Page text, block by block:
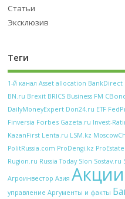
Статьи
Эксклюзив
Теги
1-й канал Asset allocation BankDirect
BN.ru Brexit BRICS Business FM
DailyMoneyExpert Don24.ru ETF
Finversia Forbes Gazeta.ru Invest-
KazanFirst Lenta.ru LSM.kz
PolitRussia.com ProDengi.kz ProEstate
Rugion.ru Russia Today Slon Sostav.ru
Агроинвестор Азия Акции
управление Аргументы и факты